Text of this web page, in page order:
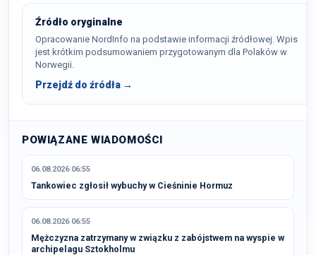
Źródło oryginalne
Opracowanie NordInfo na podstawie informacji źródłowej. Wpis
jest krótkim podsumowaniem przygotowanym dla Polaków w
Norwegii.
Przejdź do źródła →
POWIĄZANE WIADOMOŚCI
06.08.2026 06:55
Tankowiec zgłosił wybuchy w Cieśninie Hormuz
06.08.2026 06:55
Mężczyzna zatrzymany w związku z zabójstwem na wyspie w
archipelagu Sztokholmu